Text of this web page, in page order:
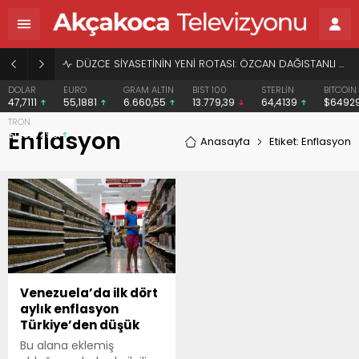
DÜZCE SİYASETİNİN YENİ ROTASI: ÖZCAN DAĞISTANLI VE “HERKESİN BAŞKANI” VİZYONU
DOLAR
47,7111
EURO
55,1881
GRAM ALTIN
6.660,55
BIST 100
13.779,39
STERLİN
64,4139
BITCOIN
TRON
$0.327399
Enflasyon Anasayfa Etiket: Enflasyon
Venezuela’da ilk dört
aylık enflasyon
Türkiye’den düşük
Bu alana eklemiş